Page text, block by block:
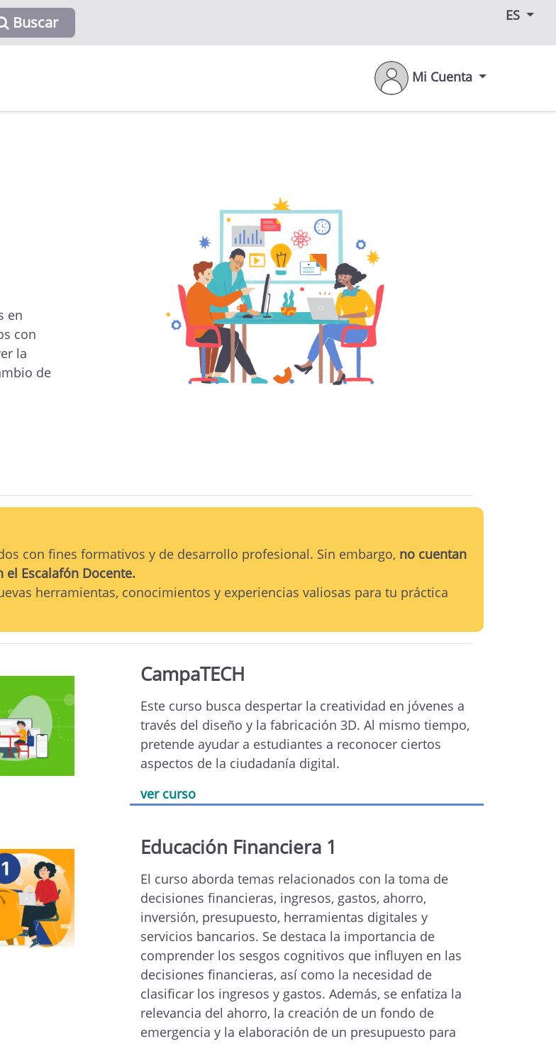
Buscar ES
Mi Cuenta
en
con
la
de
con fines formativos y de desarrollo profesional. Sin embargo, no cuentan
Escalafón Docente.
herramientas, conocimientos y experiencias valiosas para tu práctica
CampaTECH
Este curso busca despertar la creatividad en jóvenes a
través del diseño y la fabricación 3D. Al mismo tiempo,
pretende ayudar a estudiantes a reconocer ciertos
aspectos de la ciudadanía digital.
ver curso
Educación Financiera 1
El curso aborda temas relacionados con la toma de
decisiones financieras, ingresos, gastos, ahorro,
inversión, presupuesto, herramientas digitales y
servicios bancarios. Se destaca la importancia de
comprender los sesgos cognitivos que influyen en las
decisiones financieras, así como la necesidad de
clasificar los ingresos y gastos. Además, se enfatiza la
relevancia del ahorro, la creación de un fondo de
emergencia y la elaboración de un presupuesto para